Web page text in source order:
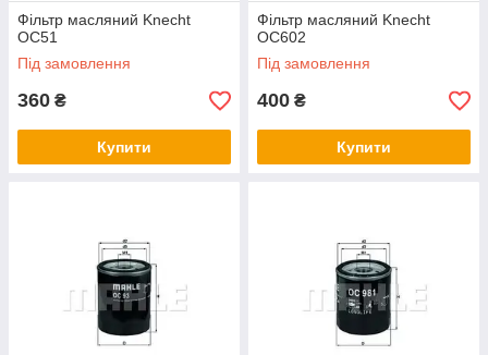
Фільтр масляний Knecht
OC51
Під замовлення
360 ₴
Купити
Фільтр масляний Knecht
OC602
Під замовлення
400 ₴
Купити